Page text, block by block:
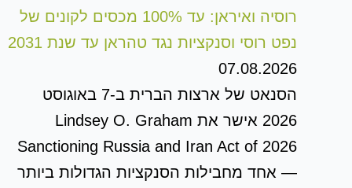
רוסיה ואיראן: עד 100% מכסים לקונים של
נפט רוסי וסנקציות נגד טהראן עד שנת 2031
07.08.2026
הסנאט של ארצות הברית ב-7 באוגוסט
2026 אישר את Lindsey O. Graham
Sanctioning Russia and Iran Act of 2026
— אחד מחבילות הסנקציות הגדולות ביותר